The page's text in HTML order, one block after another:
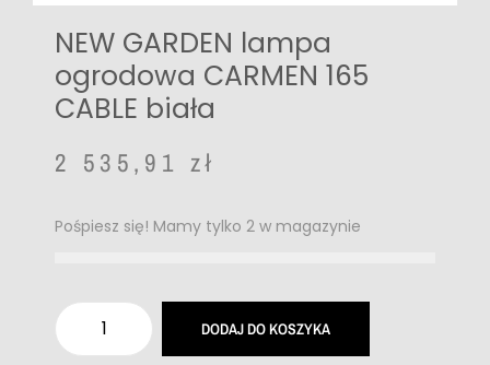
NEW GARDEN lampa
ogrodowa CARMEN 165
CABLE biała
2 535,91 zł
Pośpiesz się! Mamy tylko 2 w magazynie
DODAJ DO KOSZYKA